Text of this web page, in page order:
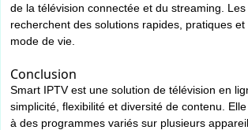
de la télévision connectée et du streaming.
recherchent des solutions rapides, pratiques
mode de vie.
Conclusion
Smart IPTV est une solution de télévision en
simplicité, flexibilité et diversité de contenu.
à des programmes variés sur plusieurs